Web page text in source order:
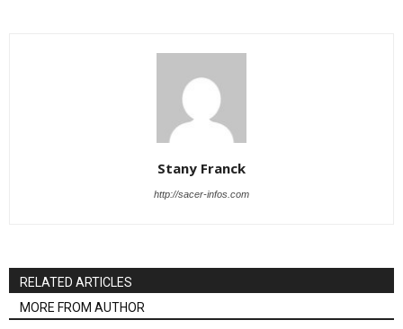
Stany Franck
http://sacer-infos.com
RELATED ARTICLES
MORE FROM AUTHOR